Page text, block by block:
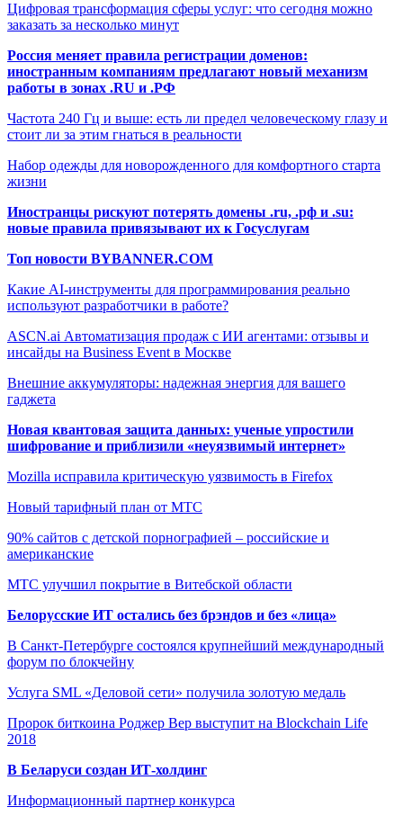
Цифровая трансформация сферы услуг: что сегодня можно
заказать за несколько минут
Россия меняет правила регистрации доменов:
иностранным компаниям предлагают новый механизм
работы в зонах .RU и .РФ
Частота 240 Гц и выше: есть ли предел человеческому глазу и
стоит ли за этим гнаться в реальности
Набор одежды для новорожденного для комфортного старта
жизни
Иностранцы рискуют потерять домены .ru, .рф и .su:
новые правила привязывают их к Госуслугам
Топ новости BYBANNER.COM
Какие AI-инструменты для программирования реально
используют разработчики в работе?
ASCN.ai Автоматизация продаж с ИИ агентами: отзывы и
инсайды на Business Event в Москве
Внешние аккумуляторы: надежная энергия для вашего
гаджета
Новая квантовая защита данных: ученые упростили
шифрование и приблизили «неуязвимый интернет»
Mozilla исправила критическую уязвимость в Firefox
Новый тарифный план от МТС
90% сайтов с детской порнографией – российские и
американские
МТС улучшил покрытие в Витебской области
Белорусские ИТ остались без брэндов и без «лица»
В Санкт-Петербурге состоялся крупнейший международный
форум по блокчейну
Услуга SML «Деловой сети» получила золотую медаль
Пророк биткоина Роджер Вер выступит на Blockchain Life
2018
В Беларуси создан ИТ-холдинг
Информационный партнер конкурса